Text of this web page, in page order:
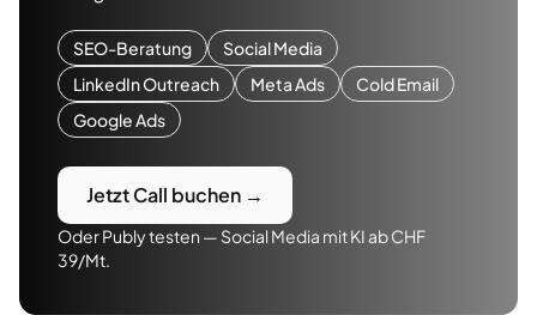
SEO-Beratung
Social Media
LinkedIn Outreach
Meta Ads
Cold Email
Google Ads
Jetzt Call buchen →
Oder Publy testen — Social Media mit KI ab CHF
39/Mt.